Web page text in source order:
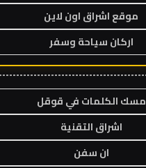
موقع اشراق اون لاين
اركان سياحة وسفر
مسك الكلمات في قوقل
اشراق التقنية
ان سفن